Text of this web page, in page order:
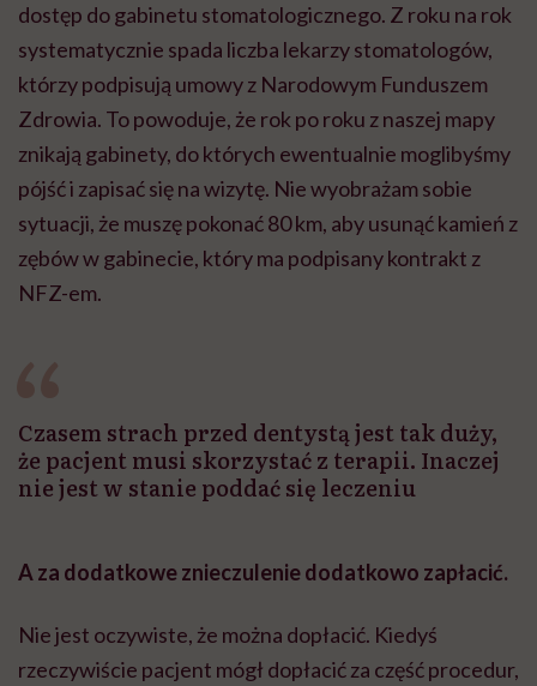
dostęp do gabinetu stomatologicznego. Z roku na rok
systematycznie spada liczba lekarzy stomatologów,
którzy podpisują umowy z Narodowym Funduszem
Zdrowia. To powoduje, że rok po roku z naszej mapy
znikają gabinety, do których ewentualnie moglibyśmy
pójść i zapisać się na wizytę. Nie wyobrażam sobie
sytuacji, że muszę pokonać 80 km, aby usunąć kamień z
zębów w gabinecie, który ma podpisany kontrakt z
NFZ-em.
Czasem strach przed dentystą jest tak duży,
że pacjent musi skorzystać z terapii. Inaczej
nie jest w stanie poddać się leczeniu
A za dodatkowe znieczulenie dodatkowo zapłacić.
Nie jest oczywiste, że można dopłacić. Kiedyś
rzeczywiście pacjent mógł dopłacić za część procedur,